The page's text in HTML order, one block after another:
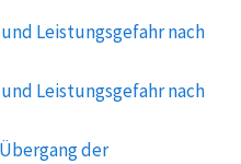
Leistungsgefahr nach
Leistungsgefahr nach
der